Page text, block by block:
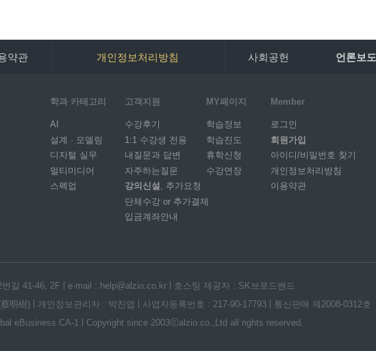
약관 개인정보처리방침 사회공헌 언론보도
학과 카테고리
AI
설계 · 모델링
디지털 실무
멀티미디어
스펙업
고객지원
수강후기
1:1 수강생 전용
내질문과 답변
자주하는질문
강의신설
, 추가요청
단체수강 or 추가결제
입금계좌안내
MY페이지
학습정보
학습진도
휴학신청
수강연장
Member
로그인
회원가입
아이디/비밀번호 찾기
개인정보처리방침
이용약관
길 41-46, 2F e-mail : help@alzio.co.kr
호스팅 제공자 : SK브로드밴드
明樹) 개인정보관리자 : 박진엽 사업자등록번호 : 217-90-17793
통신판매 제2008-0312호
eBusiness CA-1
Copyright since 2003ⓒalzio.co.,Ltd all rights reserved.